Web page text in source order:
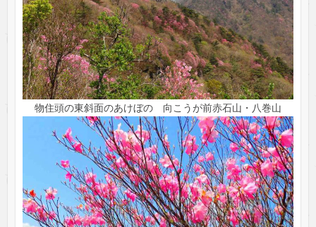
物住頭の東斜面のあけぼの 向こうが前赤石山・八巻山